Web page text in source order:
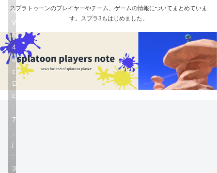
スプラトゥーンのプレイヤーやチーム、ゲームの情報についてまとめていま
す。スプラ3もはじめました。
M
W
5
4
8
c
D
c
:
7
,
j
:
3